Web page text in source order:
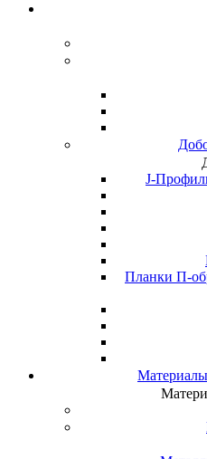
J-
Планки П-